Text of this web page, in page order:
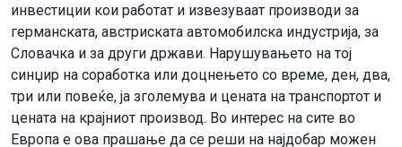
инвестиции кои работат и извезуваат производи за
германската, австриската автомобилска индустрија, за
Словачка и за други држави. Нарушувањето на тој
синџир на соработка или доцнењето со време, ден, два,
три или повеќе, ја зголемува и цената на транспортот и
цената на крајниот производ. Во интерес на сите во
Европа е ова прашање да се реши на најдобар можен